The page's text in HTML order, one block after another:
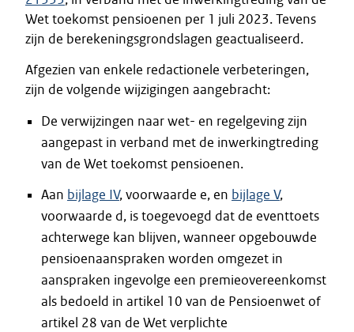
Wet toekomst pensioenen per 1 juli 2023. Tevens
zijn de berekeningsgrondslagen geactualiseerd.
Afgezien van enkele redactionele verbeteringen,
zijn de volgende wijzigingen aangebracht:
De verwijzingen naar wet- en regelgeving zijn
aangepast in verband met de inwerkingtreding
van de Wet toekomst pensioenen.
Aan bijlage IV, voorwaarde e, en bijlage V,
voorwaarde d, is toegevoegd dat de eventtoets
achterwege kan blijven, wanneer opgebouwde
pensioenaanspraken worden omgezet in
aanspraken ingevolge een premieovereenkomst
als bedoeld in artikel 10 van de Pensioenwet of
artikel 28 van de Wet verplichte